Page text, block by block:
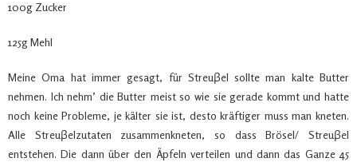
100g Zucker
125g Mehl
Meine Oma hat immer gesagt, für Streuβel sollte man kalte Butter
nehmen. Ich nehm’ die Butter meist so wie sie gerade kommt und hatte
noch keine Probleme, je kälter sie ist, desto kräftiger muss man kneten.
Alle Streuβelzutaten zusammenkneten, so dass Brösel/ Streuβel
entstehen. Die dann über den Äpfeln verteilen und dann das Ganze 45